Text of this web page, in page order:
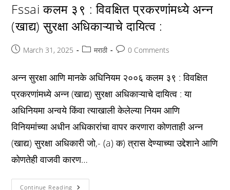
Fssai कलम ३९ : विवक्षित प्रकरणांमध्ये अन्न
(खाद्य) सुरक्षा अधिकाऱ्याचे दायित्व :
PostMarch 31, 2025
Postमराठी
Post0 Comments
अन्न सुरक्षा आणि मानके अधिनियम २००६ कलम ३९ : विवक्षित
प्रकरणांमध्ये अन्न (खाद्य) सुरक्षा अधिकाऱ्याचे दायित्व : या
अधिनियमा अन्वये किंवा त्याखाली केलेल्या नियम आणि
विनियमांच्या अधीन अधिकारांचा वापर करणारा कोणताही अन्न
(खाद्य) सुरक्षा अधिकारी जो,- (a) क) त्रास देण्याच्या उद्देशाने आणि
कोणतेही वाजवी कारण…
Continue Reading Fssai